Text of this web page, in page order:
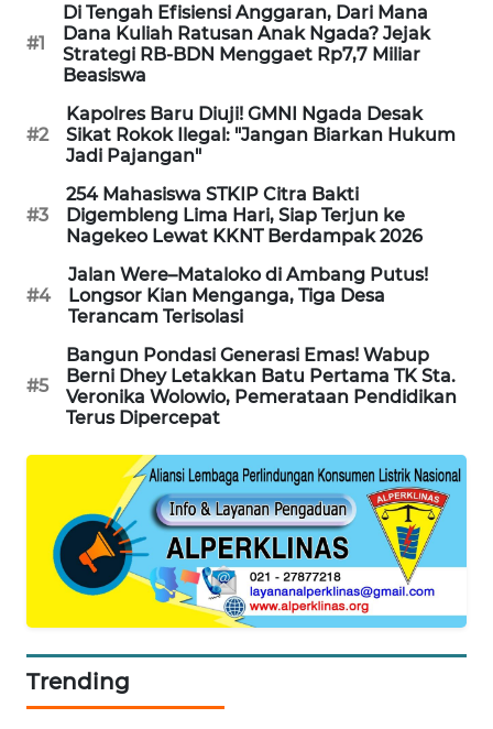
#1
Di Tengah Efisiensi Anggaran, Dari Mana
Dana Kuliah Ratusan Anak Ngada? Jejak
Strategi RB-BDN Menggaet Rp7,7 Miliar
Beasiswa
#2
Kapolres Baru Diuji! GMNI Ngada Desak
Sikat Rokok Ilegal: "Jangan Biarkan Hukum
Jadi Pajangan"
#3
254 Mahasiswa STKIP Citra Bakti
Digembleng Lima Hari, Siap Terjun ke
Nagekeo Lewat KKNT Berdampak 2026
#4
Jalan Were–Mataloko di Ambang Putus!
Longsor Kian Menganga, Tiga Desa
Terancam Terisolasi
#5
Bangun Pondasi Generasi Emas! Wabup
Berni Dhey Letakkan Batu Pertama TK Sta.
Veronika Wolowio, Pemerataan Pendidikan
Terus Dipercepat
Trending
METRO
SIANTAR
NEWS
METRO
MEDAN
NEWS
METRO
JAKARTA
NEWS
KRT
NEWS
NEWS
JURNAL
MARITIM
HUMBANG
GARONGGANG